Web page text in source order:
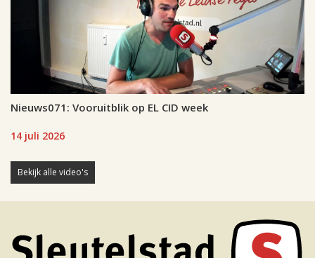
Nieuws071: Vooruitblik op EL CID week
14 juli 2026
Bekijk alle video's